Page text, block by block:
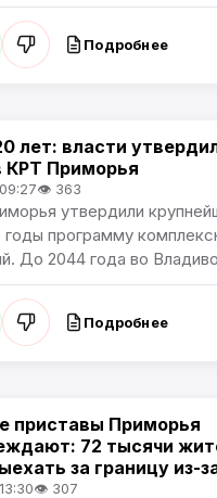
Подробнее
края
лет: власти
КРТ Приморья
👁 363
утвердили
программу
До 2044 года во
Подробнее
края
приставы Приморья
72 тысячи
за границу из-
👁 307